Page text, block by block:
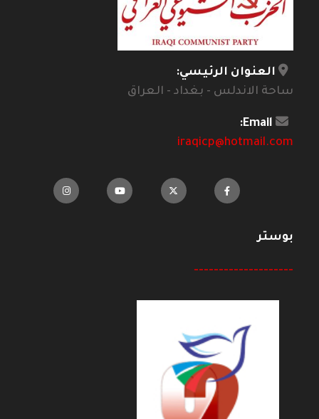
العنوان الرئيسي:
ساحة الاندلس - بغداد - العراق
Email:
iraqicp@hotmail.com
بوستر
--------------------